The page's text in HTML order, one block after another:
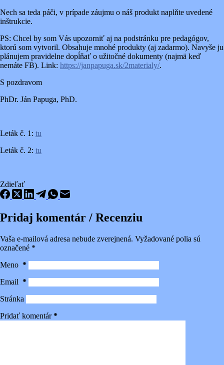
Nech sa teda páči, v prípade záujmu o náš produkt naplňte uvedené
inštrukcie.
PS: Chcel by som Vás upozorniť aj na podstránku pre pedagógov,
ktorú som vytvoril. Obsahuje mnohé produkty (aj zadarmo). Navyše ju
plánujem pravidelne dopĺňať o užitočné dokumenty (najmä keď
nemáte FB). Link: https://janpapuga.sk/2materialy/.
S pozdravom
PhDr. Ján Papuga, PhD.
Leták č. 1: tu
Leták č. 2: tu
Zdieľať
Pridaj komentár / Recenziu
Vaša e-mailová adresa nebude zverejnená. Vyžadované polia sú
označené *
Meno *
Email *
Stránka
Pridať komentár*